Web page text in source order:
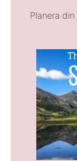
Planera din